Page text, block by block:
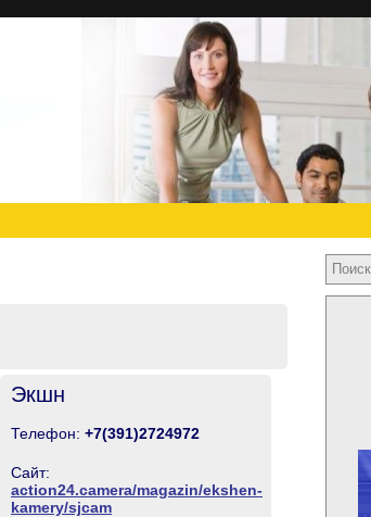
Экшн
Телефон: +7(391)2724972
Сайт:
action24.camera/magazin/ekshen-
kamery/sjcam